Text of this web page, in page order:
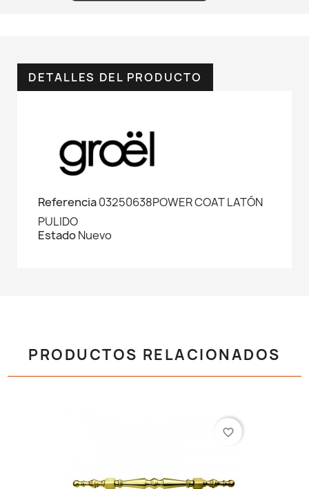
DETALLES DEL PRODUCTO
Referencia03250638POWER COAT LATÓN
PULIDO
EstadoNuevo
PRODUCTOS RELACIONADOS
favorite_border